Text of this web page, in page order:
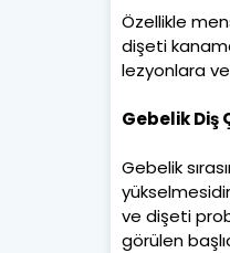
Özellikle
dişeti
lezyonlara ve
Gebelik Diş
Gebelik
ve dişeti
görülen